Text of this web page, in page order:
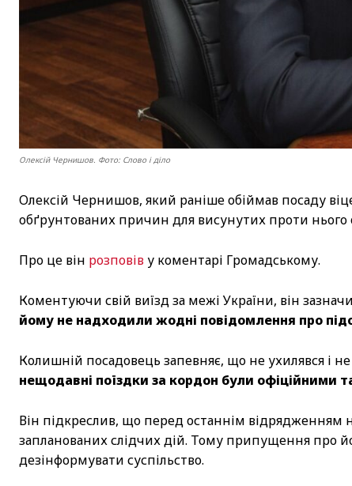
Олексій Чернишов. Фото: Слово і діло
Олексій Чернишов, який раніше обіймав посаду
обґрунтованих причин для висунутих проти нього
Про це він розповів у коментарі Громадському.
Коментуючи свій виїзд за межі України, він
йому не надходили жодні повідомлення про
Колишній посадовець запевняє, що не ухилявся і
нещодавні поїздки за кордон були офіційними
Він підкреслив, що перед останнім
запланованих слідчих дій. Тому припущення про
дезінформувати суспільство.